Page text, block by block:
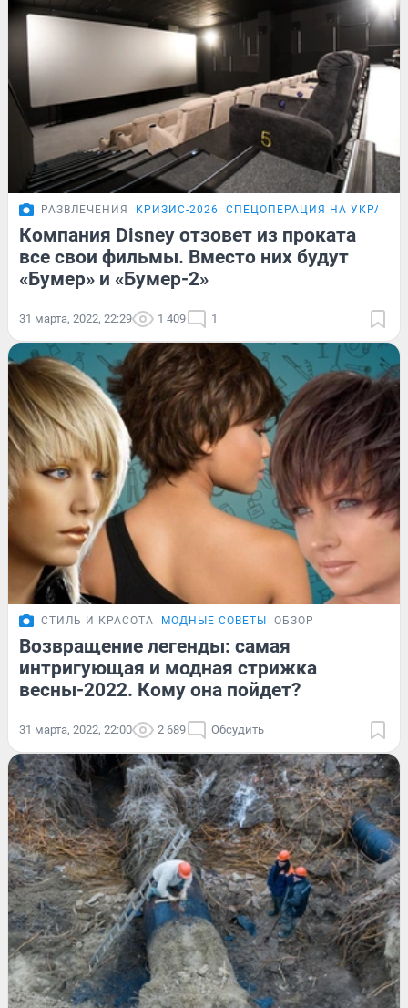
РАЗВЛЕЧЕНИЯ КРИЗИС-2026 СПЕЦОПЕРАЦИЯ НА УКРАИНЕ
Компания Disney отзовет из проката
все свои фильмы. Вместо них будут
«Бумер» и «Бумер-2»
31 марта, 2022, 22:29 1 409 1
СТИЛЬ И КРАСОТА МОДНЫЕ СОВЕТЫ ОБЗОР
Возвращение легенды: самая
интригующая и модная стрижка
весны-2022. Кому она пойдет?
31 марта, 2022, 22:00 2 689 Обсудить